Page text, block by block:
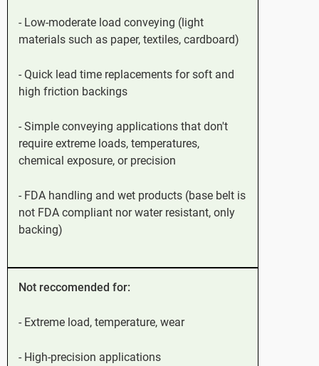
- Low-moderate load conveying (light
materials such as paper, textiles, cardboard)
- Quick lead time replacements for soft and
high friction backings
- Simple conveying applications that don't
require extreme loads, temperatures,
chemical exposure, or precision
- FDA handling and wet products (base belt is
not FDA compliant nor water resistant, only
backing)
Not reccomended for:
- Extreme load, temperature, wear
- High-precision applications